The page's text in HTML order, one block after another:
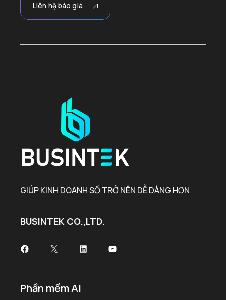
Liên hệ báo giá
GIÚP KINH DOANH SỐ TRỞ NÊN DỄ DÀNG HƠN
BUSINTEK CO.,LTD.
Phần mềm AI